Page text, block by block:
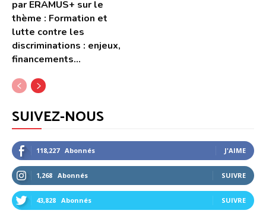
par ERAMUS+ sur le
thème : Formation et
lutte contre les
discriminations : enjeux,
financements...
SUIVEZ-NOUS
118,227 Abonnés J'AIME
1,268 Abonnés SUIVRE
43,828 Abonnés SUIVRE